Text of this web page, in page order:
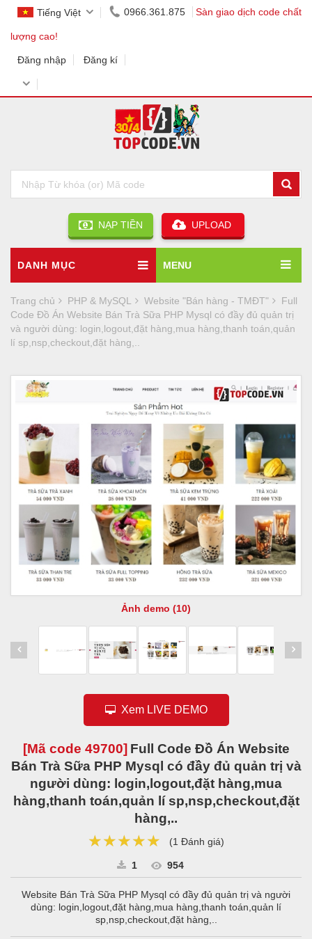
Tiếng Việt 0966.361.875 Sàn giao dịch code chất
lượng cao!
Đăng nhập Đăng kí
NẠP TIỀN UPLOAD
DANH MỤC MENU
Trang chủ PHP & MySQL Website "Bán hàng - TMĐT"
Full
Code Đồ Án Website Bán Trà Sữa PHP Mysql có đầy đủ quản trị
và người dùng: login,logout,đặt hàng,mua hàng,thanh toán,quản
lí sp,nsp,checkout,đặt hàng,..
Ảnh demo (10)
Xem LIVE DEMO
[Mã code 49700] Full Code Đồ Án Website
Bán Trà Sữa PHP Mysql có đầy đủ quản trị và
người dùng: login,logout,đặt hàng,mua
hàng,thanh toán,quản lí sp,nsp,checkout,đặt
hàng,..
★★★★★
★★★★★
★★★★★ (1 Đánh giá)
1 954
Website Bán Trà Sữa PHP Mysql có đầy đủ quản trị và người
dùng: login,logout,đặt hàng,mua hàng,thanh toán,quản lí
sp,nsp,checkout,đặt hàng,..